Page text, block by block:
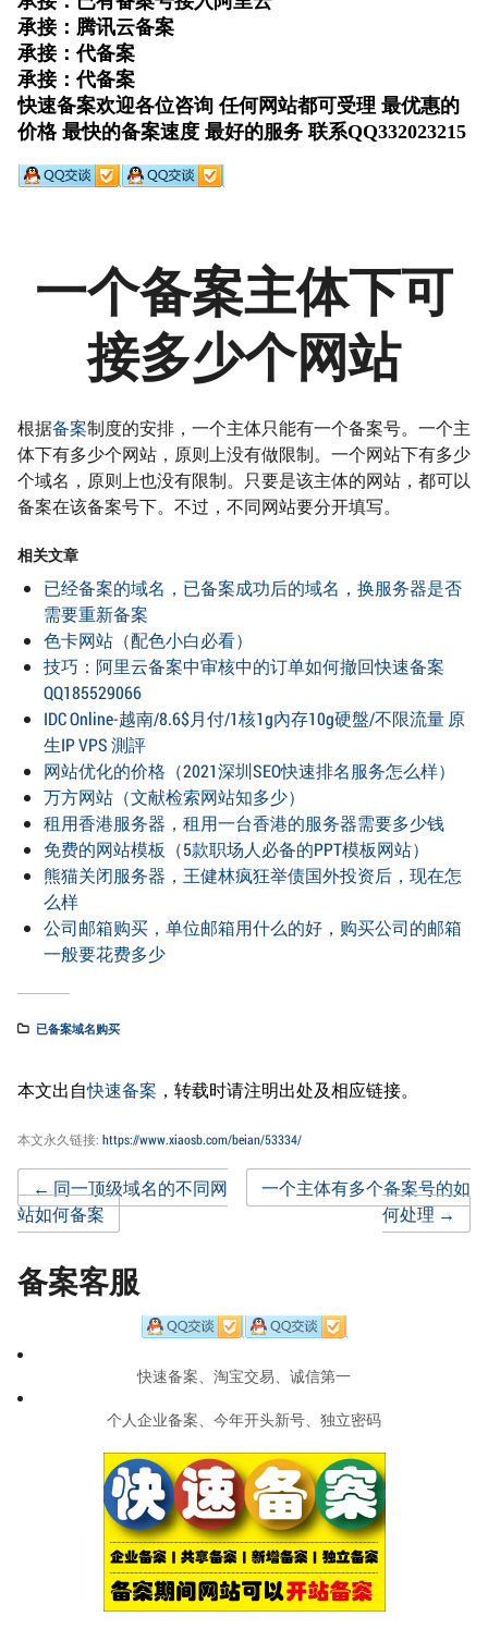
一个备案主体下可
接多少个网站
根据备案制度的安排，一个主体只能有一个备案号。一个主
体下有多少个网站，原则上没有做限制。一个网站下有多少
个域名，原则上也没有限制。只要是该主体的网站，都可以
备案在该备案号下。不过，不同网站要分开填写。
相关文章
已经备案的域名，已备案成功后的域名，换服务器是否
需要重新备案
色卡网站（配色小白必看）
技巧：阿里云备案中审核中的订单如何撤回快速备案
QQ185529066
IDC Online-越南/8.6$月付/1核1g內存10g硬盤/不限流量 原
生IP VPS 測評
网站优化的价格（2021深圳SEO快速排名服务怎么样）
万方网站（文献检索网站知多少）
租用香港服务器，租用一台香港的服务器需要多少钱
免费的网站模板（5款职场人必备的PPT模板网站）
熊猫关闭服务器，王健林疯狂举债国外投资后，现在怎
么样
公司邮箱购买，单位邮箱用什么的好，购买公司的邮箱
一般要花费多少
已备案域名购买
本文出自快速备案 ，转载时请注明出处及相应链接。
本文永久链接: https://www.xiaosb.com/beian/53334/
Post
navigation
← 同一顶级域名的不同网
站如何备案
一个主体有多个备案号的如
何处理→
备案客服
快速备案、淘宝交易、诚信第一
个人企业备案、今年开头新号、独立密码